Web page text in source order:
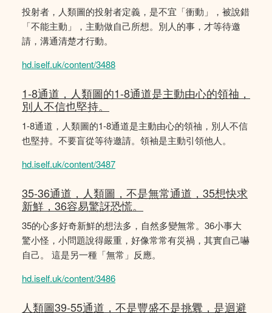
投射者，人類圖的投射者定義，是不宜「衝動」，被說錯
「不能主動」，主動做自己所想。別人的事，才等待邀
請，溝通清楚才行動。
hd.iself.uk/content/3488
1-8通道，人類圖的1-8通道是主動由心的領䄂，
別人不信也堅持。
1-8通道，人類圖的1-8通道是主動由心的領䄂，別人不信
也堅持。不要盲從等待邀請。領袖是主動引領他人。
hd.iself.uk/content/3487
35-36通道，人類圖，不是無常通道，35想快求
新鮮，36容易驚訝恐慌。
35的心多好奇新鮮的想法多，自然多變無常。36小事大
驚小怪，小問題說得嚴重，好像常常有災禍，其實自己嚇
自己。 這是另一種「無常」反應。
hd.iself.uk/content/3486
人類圖39-55通道，不是豐盛不是挑釁，是迴避